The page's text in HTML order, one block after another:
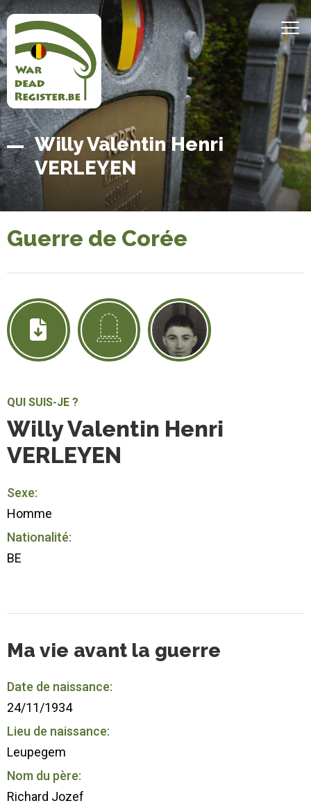
Aller
au
contenu
principal
Accueil
Belgian
War
Dead
Register
Willy Valentin Henri
VERLEYEN
Guerre de Corée
QUI SUIS-JE ?
Willy Valentin Henri
VERLEYEN
Sexe:
Homme
Nationalité:
BE
Ma vie avant la guerre
Date de naissance:
24/11/1934
Lieu de naissance:
Leupegem
Nom du père:
Richard Jozef